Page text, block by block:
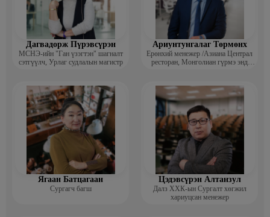
Дагвадорж Пүрэвсүрэн
МСНЭ-ийн "Ган үзэгтэн" шагналт
сэтгүүлч, Урлаг судлалын магистр
Ариунтунгалаг Төрмөнх
Ерөнхий менежер /Азиана Централ
ресторан, Монголиан гүрмэ энд
Ягаан Батцагаан
Сургагч багш
Цэдэвсүрэн Алтанзул
Далз ХХК-ын Сургалт хөгжил
хариуцсан менежер